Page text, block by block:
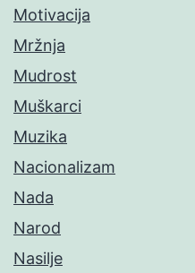
Motivacija
Mržnja
Mudrost
Muškarci
Muzika
Nacionalizam
Nada
Narod
Nasilje